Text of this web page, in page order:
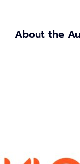
About the